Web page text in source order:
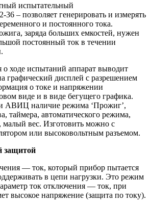
испытательный
– позволяет генерировать и измерять
и постоянного тока.
заряда больших емкостей, нужен
постоянный ток в течении
ходе испытаний аппарат выводит
графический дисплей c разрешением
о токе и напряжении
виде и в виде бегущего графика.
АВИЦ наличие режима ‘Прожиг’,
таймера, автоматического режима,
малый вес. Изготовить можно с
или высоковольтным разъемом.
защитой
— ток, который прибор пытается
в цепи нагрузки. Это режим
ток отключения — ток, при
высокое напряжение (защита по току).